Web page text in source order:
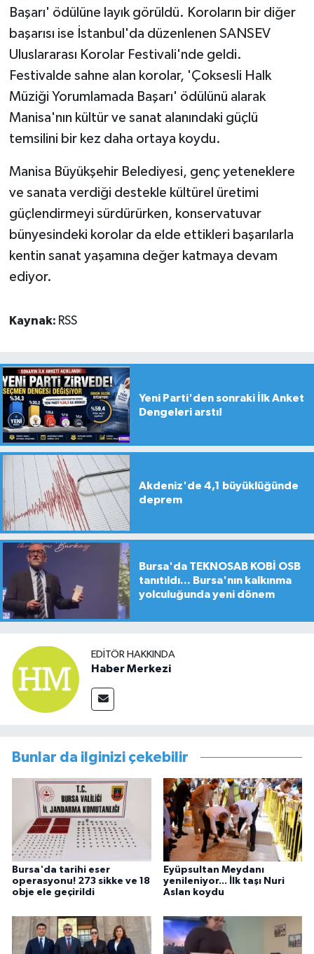
Başarı' ödülüne layık görüldü. Koroların bir diğer
başarısı ise İstanbul'da düzenlenen SANSEV
Uluslararası Korolar Festivali'nde geldi.
Festivalde sahne alan korolar, 'Çoksesli Halk
Müziği Yorumlamada Başarı' ödülünü alarak
Manisa'nın kültür ve sanat alanındaki güçlü
temsilini bir kez daha ortaya koydu.
Manisa Büyükşehir Belediyesi, genç yeteneklere
ve sanata verdiği destekle kültürel üretimi
güçlendirmeyi sürdürürken, konservatuvar
bünyesindeki korolar da elde ettikleri başarılarla
kentin sanat yaşamına değer katmaya devam
ediyor.
Kaynak: RSS
Yeni Parti'den sonraki İlk Anket
Dengeleri arstı!
Akdeniz'de 4,1 büyüklüğünde
deprem
Bursa'da TEKNOSAB KOBİ OSB
tanıtıldı... Bursa'nın kalkınma
yolculuğunda yeni dönem
EDITÖR HAKKINDA
Haber Merkezi
Bunlar da ilginizi çekebilir
Bursa'da tarihi eser
operasyonu! 273 sikke ve 18
obje ele geçirildi
Eyüpsultan Meydanı
yenileniyor... İlk taşı Nuri
Aslan koydu